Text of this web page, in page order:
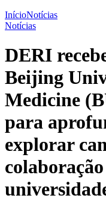
InícioNotícias
Notícias
DERI
Beijing
Medicine
para
explorar